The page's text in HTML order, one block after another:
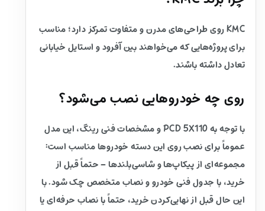
KMC روی طراحی‌های مدرن و متفاوت تمرکز دارد؛ مناسب
برای پروژه‌هایی که می‌خواهند بین آفرود و استایل خیابانی
تعادل داشته باشند.
روی چه خودروهایی نصب می‌شود؟
با توجه به PCD 5X110 و مشخصات فنی رینگ، این مدل
عموماً برای نصب روی این دسته خودروها مناسب است:
مجموعه‌ای از پیکاپ‌ها و شاسی‌بلندها – حتماً قبل از
خرید، با جدول فنی خودرو و نصاب متخصص چک شود. با
این حال قبل از نهایی‌کردن خرید، حتماً با نصاب حرفه‌ای یا